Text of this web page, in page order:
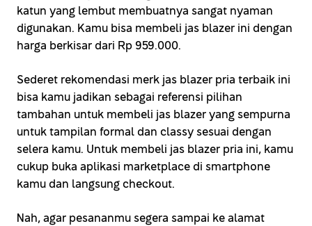
katun yang lembut membuatnya sangat nyaman
digunakan. Kamu bisa membeli jas blazer ini dengan
harga berkisar dari Rp 959.000.
Sederet rekomendasi merk jas blazer pria terbaik ini
bisa kamu jadikan sebagai referensi pilihan
tambahan untuk membeli jas blazer yang sempurna
untuk tampilan formal dan classy sesuai dengan
selera kamu. Untuk membeli jas blazer pria ini, kamu
cukup buka aplikasi marketplace di smartphone
kamu dan langsung checkout.
Nah, agar pesananmu segera sampai ke alamat